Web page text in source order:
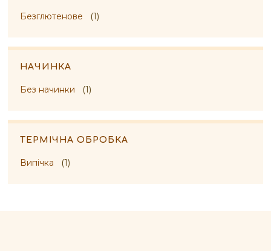
Безглютенове (1)
НАЧИНКА
Без начинки (1)
ТЕРМІЧНА ОБРОБКА
Випічка (1)